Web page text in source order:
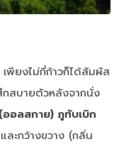
พียงไม่กี่ก้าวก็ได้สัมผัส
กสบายตัวหลังจากนั่ง
อลสกาย) ภูทับเบิก
ะกว้างขวาง (กลิ่น